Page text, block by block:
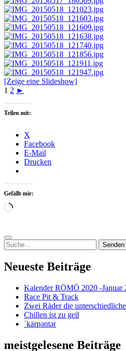
[Zeige eine Slideshow]
1 2 ►
Teilen mit:
X
Facebook
E-Mail
Drucken
Gefällt mir:
Wird
Suchen
nach:
Neueste Beiträge
Kalender RÖMÖ 2020 -Januar
Race Pit & Track
Zwei Räder die
Chillen ist zu geil
ˈkärpəntər
meistgelesene Beiträge